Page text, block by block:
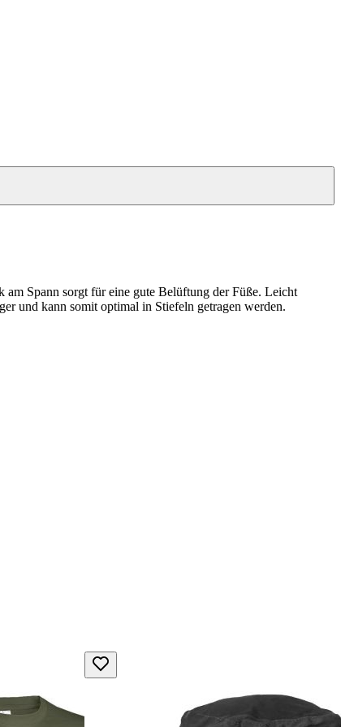
Spann sorgt für eine gute Belüftung der Füße. Leicht
und kann somit optimal in Stiefeln getragen werden.